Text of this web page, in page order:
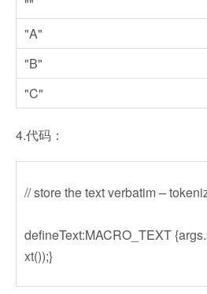
"A"
"B"
"C"
4.代码：
// store the text verbatim –
defineText:MACRO_TEXT
xt());}